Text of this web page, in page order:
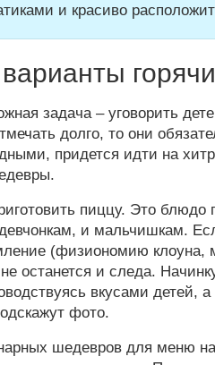
и красиво
задача – уговорить
долго, то они
придется идти на
пиццу. Это блюдо
и мальчишкам.
(физиономию клоуна,
останется и следа.
вкусами детей,
фото.
шедевров для меню